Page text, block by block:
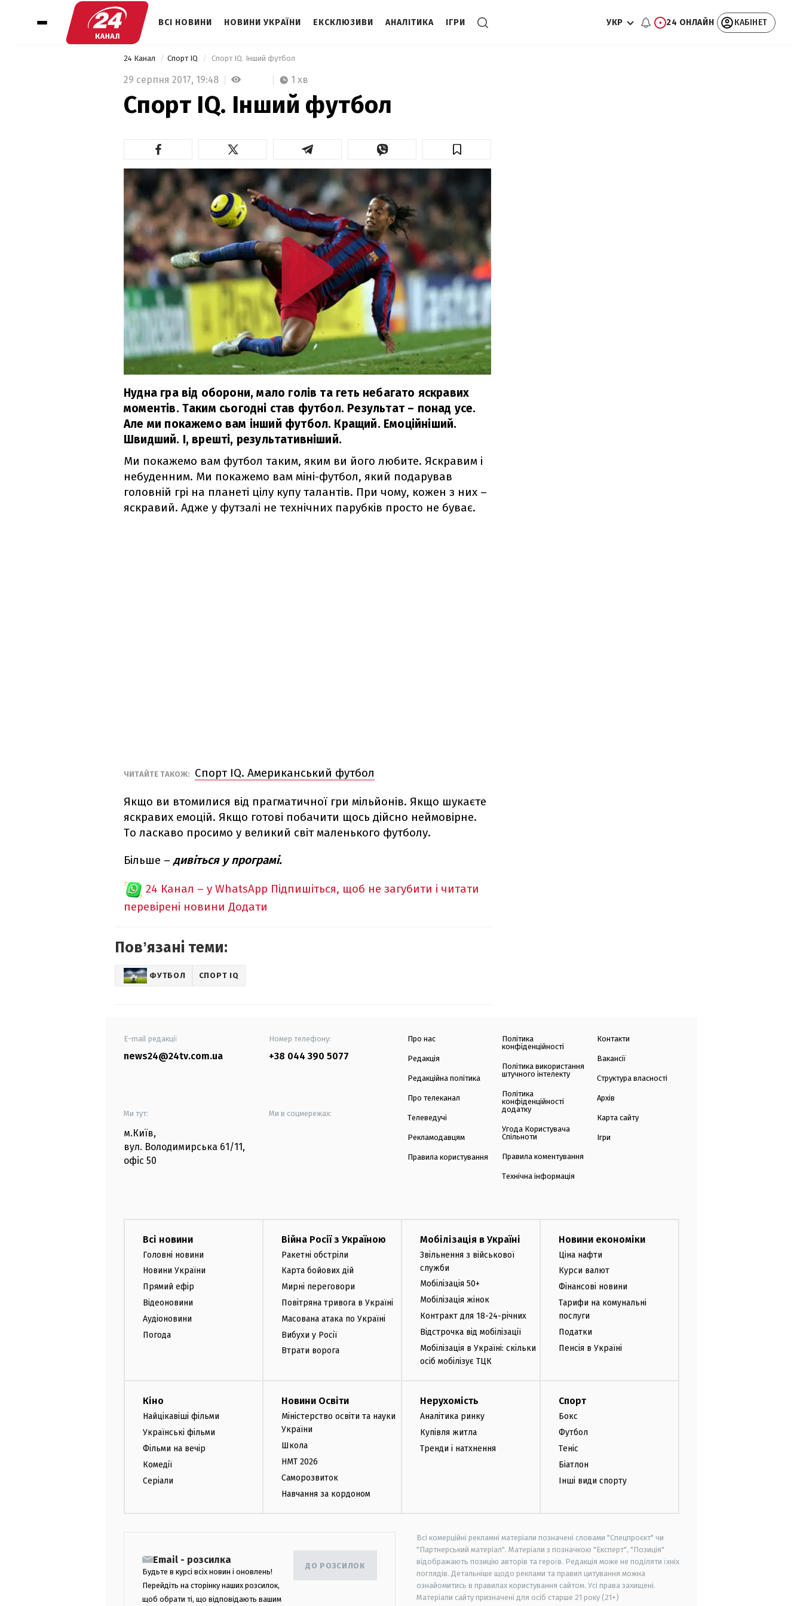
ВСІ НОВИНИ НОВИНИ УКРАЇНИ ЕКСКЛЮЗИВИ АНАЛІТИКА ІГРИ УКР 24 ОНЛАЙН КАБІНЕТ
24 Канал Спорт IQ Спорт IQ. Інший футбол
29 серпня 2017, 19:48 1 хв
Спорт IQ. Інший футбол
Нудна гра від оборони, мало голів та геть небагато яскравих
моментів. Таким сьогодні став футбол. Результат – понад усе.
Але ми покажемо вам інший футбол. Кращий. Емоційніший.
Швидший. І, врешті, результативніший.
Ми покажемо вам футбол таким, яким ви його любите. Яскравим і
небуденним. Ми покажемо вам міні-футбол, який подарував
головній грі на планеті цілу купу талантів. При чому, кожен з них –
яскравий. Адже у футзалі не технічних парубків просто не буває.
ЧИТАЙТЕ ТАКОЖ: Спорт IQ. Американський футбол
Якщо ви втомилися від прагматичної гри мільйонів. Якщо шукаєте
яскравих емоцій. Якщо готові побачити щось дійсно неймовірне.
То ласкаво просимо у великий світ маленького футболу.
Більше – дивіться у програмі.
24 Канал – у WhatsApp Підпишіться, щоб не загубити і читати
перевірені новини Додати
Повʼязані теми:
ФУТБОЛ СПОРТ IQ
E-mail редакції
news24@24tv.com.ua
Номер телефону:
+38 044 390 5077
Ми тут:
м.Київ,
вул. Володимирська 61/11,
офіс 50
Ми в соцмережах:
Про нас
Редакція
Редакційна політика
Про телеканал
Телеведучі
Рекламодавцям
Правила користування
Політика
конфіденційності
Політика використання
штучного інтелекту
Політика
конфіденційності
додатку
Угода Користувача
Спільноти
Правила коментування
Технічна інформація
Контакти
Вакансії
Структура власності
Архів
Карта сайту
Ігри
Всі новини
Головні новини
Новини України
Прямий ефір
Відеоновини
Аудіоновини
Погода
Війна Росії з Україною
Ракетні обстріли
Карта бойових дій
Мирні переговори
Повітряна тривога в Україні
Масована атака по Україні
Вибухи у Росії
Втрати ворога
Мобілізація в Україні
Звільнення з військової
служби
Мобілізація 50+
Мобілізація жінок
Контракт для 18-24-річних
Відстрочка від мобілізації
Мобілізація в Україні: скільки
осіб мобілізує ТЦК
Новини економіки
Ціна нафти
Курси валют
Фінансові новини
Тарифи на комунальні
послуги
Податки
Пенсія в Україні
Кіно
Найцікавіші фільми
Українські фільми
Фільми на вечір
Комедії
Серіали
Новини Освіти
Міністерство освіти та науки
України
Школа
НМТ 2026
Саморозвиток
Навчання за кордоном
Нерухомість
Аналітика ринку
Купівля житла
Тренди і натхнення
Спорт
Бокс
Футбол
Теніс
Біатлон
Інші види спорту
Email - розсилка
Будьте в курсі всіх новин і оновлень!
Перейдіть на сторінку наших розсилок,
щоб обрати ті, що відповідають вашим
ДО РОЗСИЛОК
Всі комерційні рекламні матеріали позначені словами "Спецпроєкт" чи
"Партнерський матеріал". Матеріали з позначкою "Експерт", "Позиція"
відображають позицію авторів та героїв. Редакція може не поділяти їхніх
поглядів. Детальніше щодо реклами та правил цитування можна
ознайомитись в правилах користування сайтом. Усі права захищені.
Матеріали сайту призначені для осіб старше 21 року (21+)